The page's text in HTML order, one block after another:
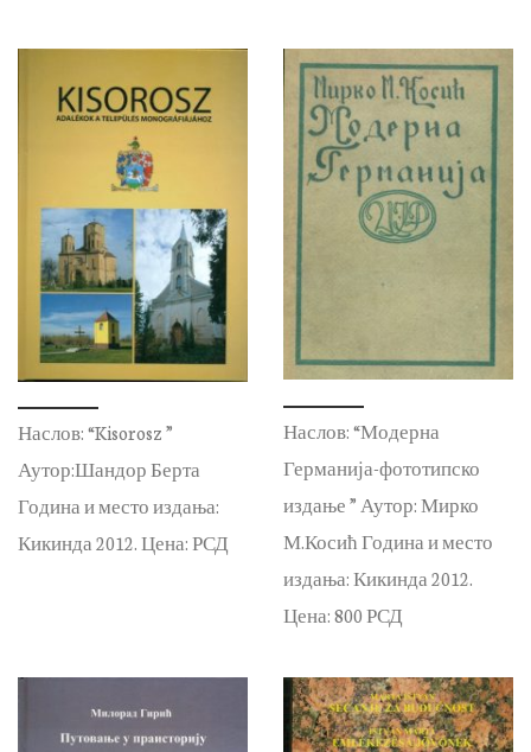
Наслов: “Kisorosz ”
Аутор:Шандор Берта
Година и место издања:
Кикинда 2012. Цена: РСД
Наслов: “Модерна
Германија-фототипско
издање ” Аутор: Мирко
М.Косић Година и место
издања: Кикинда 2012.
Цена: 800 РСД